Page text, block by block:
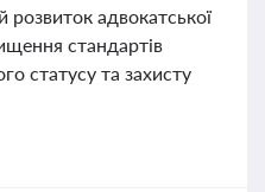
розвиток адвокатської
стандартів
статусу та захисту